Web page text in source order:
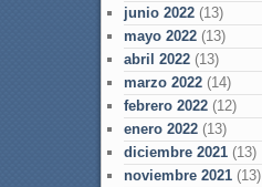
junio 2022(13)
mayo 2022(13)
abril 2022(13)
marzo 2022(14)
febrero 2022(12)
enero 2022(13)
diciembre 2021(13)
noviembre 2021(13)